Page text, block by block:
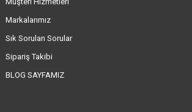
Markalarımız
Sık Sorulan Sorular
Sipariş Takibi
BLOG SAYFAMIZ